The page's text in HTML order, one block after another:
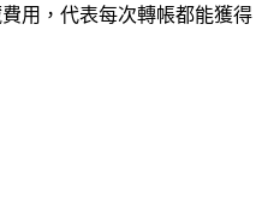
用，代表每次轉帳都能獲得